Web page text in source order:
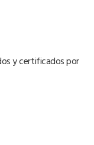
y certificados por